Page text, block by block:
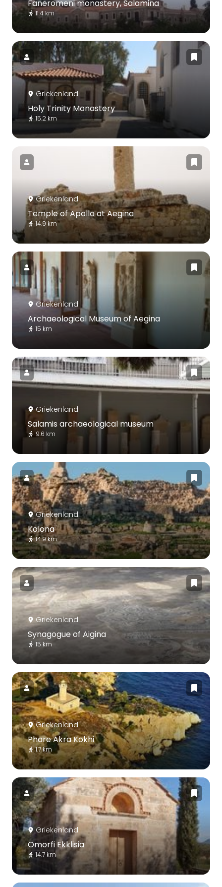
Faneromeni monastery, Salamina
11.4 km
Griekenland
Holy Trinity Monastery
15.2 km
Griekenland
Temple of Apollo at Aegina
14.9 km
Griekenland
Archaeological Museum of Aegina
15 km
Griekenland
Salamis archaeological museum
9.6 km
Griekenland
Kolona
14.9 km
Griekenland
Synagogue of Aigina
15 km
Griekenland
Phare Akra Kokhi
1.7 km
Griekenland
Omorfi Ekklisia
14.7 km